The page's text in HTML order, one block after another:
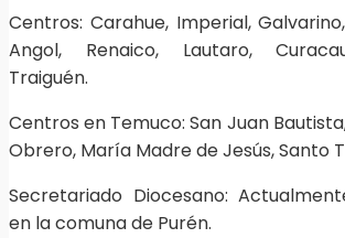
Centros: Carahue, Imperial,
Angol, Renaico, Lautaro,
Traiguén.
Centros en Temuco: San Juan
Obrero, María Madre de Jesús, Santo
Secretariado Diocesano:
en la comuna de Purén.